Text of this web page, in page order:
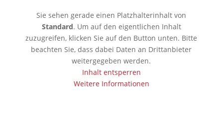
Sie sehen gerade einen Platzhalterinhalt von
Standard. Um auf den eigentlichen Inhalt
zuzugreifen, klicken Sie auf den Button unten. Bitte
beachten Sie, dass dabei Daten an Drittanbieter
weitergegeben werden.
Inhalt entsperren
Weitere Informationen